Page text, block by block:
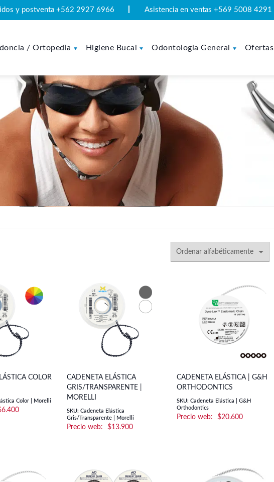
y postventa +562 2927 6966 Asistencia en ventas +569 5008 4291
/ Ortopedia Higiene Bucal Odontología General Ofertas
COLOR
Color | Morelli
6.400
CADENETA ELÁSTICA
GRIS/TRANSPARENTE |
MORELLI
SKU: Cadeneta Elástica
Gris/Transparente | Morelli
$13.900
CADENETA ELÁSTICA | G&H
ORTHODONTICS
SKU: Cadeneta Elástica | G&H
Orthodontics
$20.600